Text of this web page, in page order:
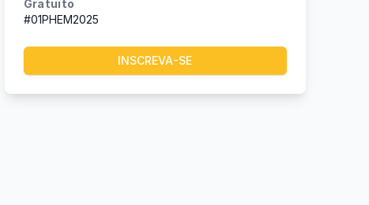
Gratuito
#01PHEM2025
INSCREVA-SE